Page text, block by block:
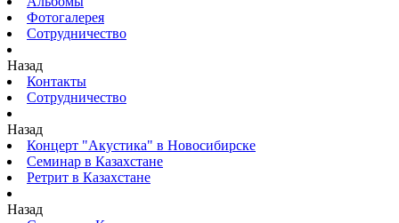
Фотогалерея
Сотрудничество
Назад
Контакты
Сотрудничество
Назад
Концерт "Акустика" в Новосибирске
Семинар в Казахстане
Ретрит в Казахстане
Назад